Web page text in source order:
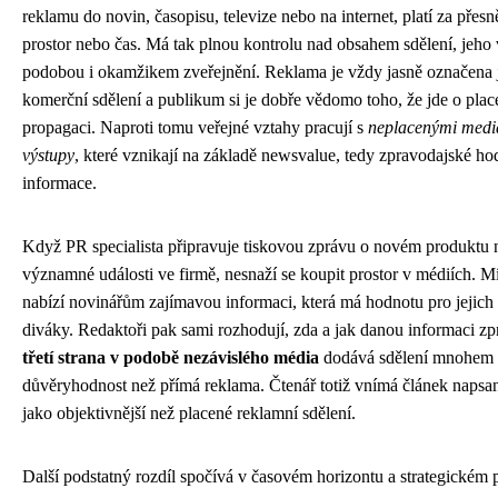
reklamu do novin, časopisu, televize nebo na internet, platí za
prostor nebo čas. Má tak plnou kontrolu nad obsahem sdělení,
podobou i okamžikem zveřejnění. Reklama je vždy jasně označena
komerční sdělení a publikum si je dobře vědomo toho, že jde o
propagaci. Naproti tomu veřejné vztahy pracují s neplacenými
výstupy, které vznikají na základě newsvalue, tedy zpravodajské
informace.
Když PR specialista připravuje tiskovou zprávu o novém produktu
významné události ve firmě, nesnaží se koupit prostor v médiích.
nabízí novinářům zajímavou informaci, která má hodnotu pro jejich
diváky. Redaktoři pak sami rozhodují, zda a jak danou informaci
třetí strana v podobě nezávislého média dodává sdělení
důvěryhodnost než přímá reklama. Čtenář totiž vnímá článek
jako objektivnější než placené reklamní sdělení.
Další podstatný rozdíl spočívá v časovém horizontu a strategickém